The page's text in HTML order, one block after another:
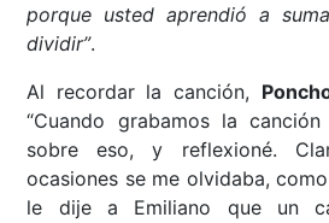
porque usted aprendió a
dividir”.
Al recordar la canción,
“Cuando grabamos la
sobre eso, y reflexioné.
ocasiones se me olvidaba,
le dije a Emiliano que un